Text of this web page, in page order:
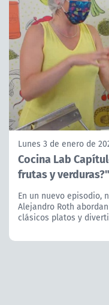
Lunes 3 de enero de
Cocina Lab
frutas y verduras?"
En un nuevo episodio,
Alejandro Roth
clásicos platos y